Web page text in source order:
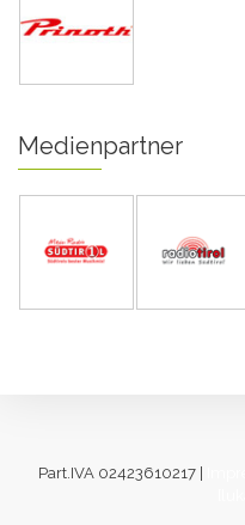
Medienpartner
Part.IVA 02423610217 |